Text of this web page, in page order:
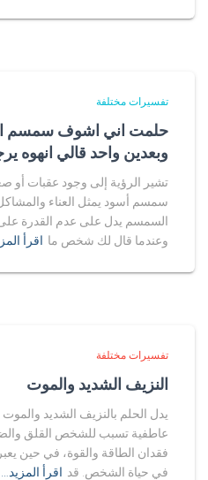
تفسيرات مختلفة
حلمت اني اشوف سمسم
وبعدين واحد قالي انهوه
تشير الرؤية إلى وجود عقبات أو
سمسم أسود يمثل العناء
السمسم يدل على عدم القدرة على
وعندما قال لك شخص ما اقرأ
تفسيرات مختلفة
النزيف الشديد والموت
يدل الحلم بالنزيف الشديد
عاطفية تسبب للشخص القلق
فقدان الطاقة والقوة، في حين
في حياة الشخص. قد اقرأ المزيد…